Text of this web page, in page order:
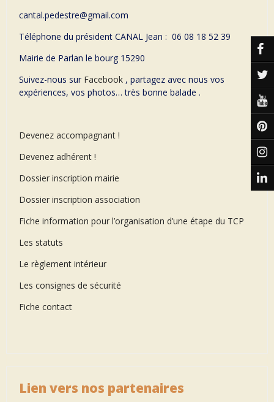
cantal.pedestre@gmail.com
Téléphone du président CANAL Jean : 06 08 18 52 39
Mairie de Parlan le bourg 15290
Suivez-nous sur Facebook , partagez avec nous vos
expériences, vos photos… très bonne balade .
Devenez accompagnant !
Devenez adhérent !
Dossier inscription mairie
Dossier inscription association
Fiche information pour l’organisation d’une étape du TCP
Les statuts
Le règlement intérieur
Les consignes de sécurité
Fiche contact
Lien vers nos partenaires